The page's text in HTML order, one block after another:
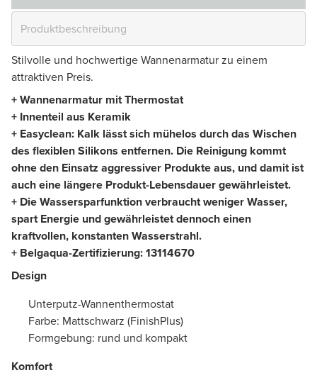
Stilvolle und hochwertige Wannenarmatur zu einem
attraktiven Preis.
+ Wannenarmatur mit Thermostat
+ Innenteil aus Keramik
+ Easyclean: Kalk lässt sich mühelos durch das Wischen
des flexiblen Silikons entfernen. Die Reinigung kommt
ohne den Einsatz aggressiver Produkte aus, und damit ist
auch eine längere Produkt-Lebensdauer gewährleistet.
+ Die Wassersparfunktion verbraucht weniger Wasser,
spart Energie und gewährleistet dennoch einen
kraftvollen, konstanten Wasserstrahl.
+ Belgaqua-Zertifizierung:13114670
Design
Unterputz-Wannenthermostat
Farbe: Mattschwarz (FinishPlus)
Formgebung: rund und kompakt
Komfort